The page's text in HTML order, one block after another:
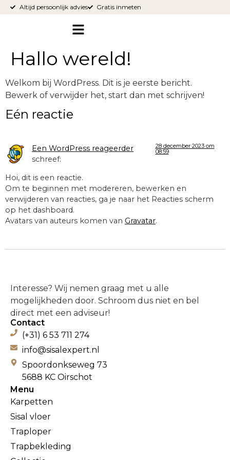
Altijd persoonlijk advies Gratis inmeten
Hallo wereld!
Welkom bij WordPress. Dit is je eerste bericht.
Bewerk of verwijder het, start dan met schrijven!
Eén reactie
Een WordPress reageerder
schreef:
28 december 2023 om
08:59
Hoi, dit is een reactie.
Om te beginnen met modereren, bewerken en
verwijderen van reacties, ga je naar het Reacties scherm
op het dashboard.
Avatars van auteurs komen van Gravatar.
Interesse? Wij nemen graag met u alle
mogelijkheden door. Schroom dus niet en bel
direct met een adviseur!
Menu
Karpetten
Sisal vloer
Traploper
Trapbekleding
Contact
(+31) 6 53 711 274
info@sisalexpert.nl
Spoordonkseweg 73
5688 KC Oirschot